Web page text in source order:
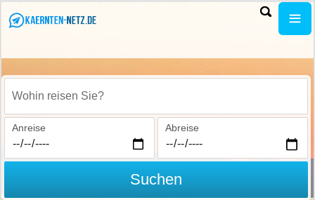
Wohin reisen Sie?
Anreise Abreise
Suchen